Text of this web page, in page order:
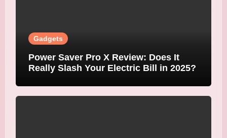
Gadgets
Power Saver Pro X Review: Does It
Really Slash Your Electric Bill in 2025?